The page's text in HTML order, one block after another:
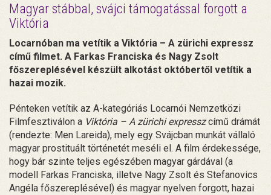
Magyar stábbal, svájci támogatással forgott a
Viktória
Locarnóban ma vetítik a Viktória – A zürichi expressz
című filmet. A Farkas Franciska és Nagy Zsolt
főszereplésével készült alkotást októbertől vetítik a
hazai mozik.
Pénteken vetítik az A-kategóriás Locarnói Nemzetközi
Filmfesztiválon a Viktória – A zürichi expresszcímű drámát
(rendezte: Men Lareida), mely egy Svájcban munkát vállaló
magyar prostituált történetét meséli el. A film érdekessége,
hogy bár szinte teljes egészében magyar gárdával (a
modell Farkas Franciska, illetve Nagy Zsolt és Stefanovics
Angéla főszereplésével) és magyar nyelven forgott, hazai